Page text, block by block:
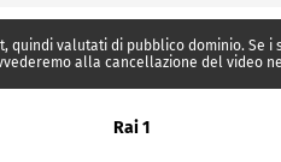
quindi valutati di pubblico dominio.
alla cancellazione del video
Rai 1